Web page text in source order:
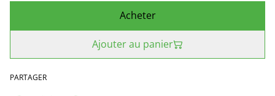
Acheter
Ajouter au panier
PARTAGER